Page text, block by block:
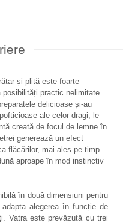
și plită este foarte
practic nelimitate
delicioase și-au
ale celor dragi, le
creată de focul de lemne în
generează un efect
flăcărilor, mai ales pe timp
aproape în mod instinctiv
în două dimensiuni pentru
alegerea în funcție de
Vatra este prevăzută cu trei